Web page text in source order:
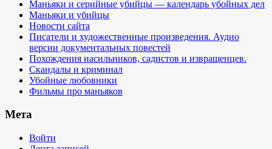
Маньяки и серийные убийцы — календарь убойных дел
Маньяки и убийцы
Новости сайта
Писатели и художественные произведения. Аудио
версии документальных повестей
Похождения насильников, садистов и извращенцев.
Скандалы и криминал
Убойные любовники
Фильмы про маньяков
Мета
Войти